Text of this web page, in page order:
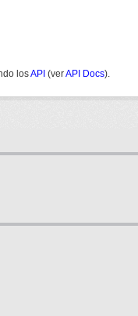
losAPI (verAPI Docs).